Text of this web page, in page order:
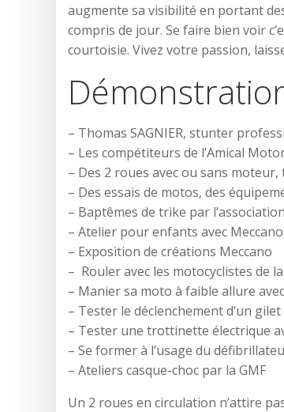
augmente sa visibilité en portant
compris de jour. Se faire bien voir
courtoisie. Vivez votre passion,
– Thomas SAGNIER, stunter
– Les compétiteurs de l’Amical
– Des 2 roues avec ou sans
– Des essais de motos, des
– Baptêmes de trike par
– Atelier pour enfants avec
– Exposition de créations Meccano
– Rouler avec les motocyclistes de
– Manier sa moto à faible allure avec
– Tester le déclenchement d’un
– Tester une trottinette électrique
– Se former à l’usage du
– Ateliers casque-choc par la GMF
Un 2 roues en circulation n’attire